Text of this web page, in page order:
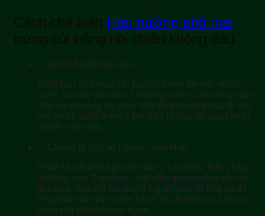
Cách chế biến Hàu nướng phô mai
trứng cút bằng nồi chiên không dầu
1. Sơ chế ruột hàu sữa
Ruột hàu sữa mua về, bạn rửa nhẹ tay với nước
sạch, sau đó cho vào 2 muỗng canh rượu trắng đảo
nhẹ tay khoảng 30 giây, tiếp đó bạn đem hàu đi rửa
với nước sạch thêm 2 lần nữa là hàu sẽ sạch nhớt
và hết mùi tanh.
2. Chuẩn bị một số nguyên liệu khác
Hành lá cắt nhỏ bạn cho vào 1 cái chén. Bắc chảo
lên bếp, cho 2 muỗng canh dầu ăn vào đun sôi với
lửa vừa, dầu sôi khoảng 15 giây bạn tắt bếp và đổ
hết phần dầu vào chén hành lá cắt nhỏ là có được
chén mỡ thành thơm ngon.